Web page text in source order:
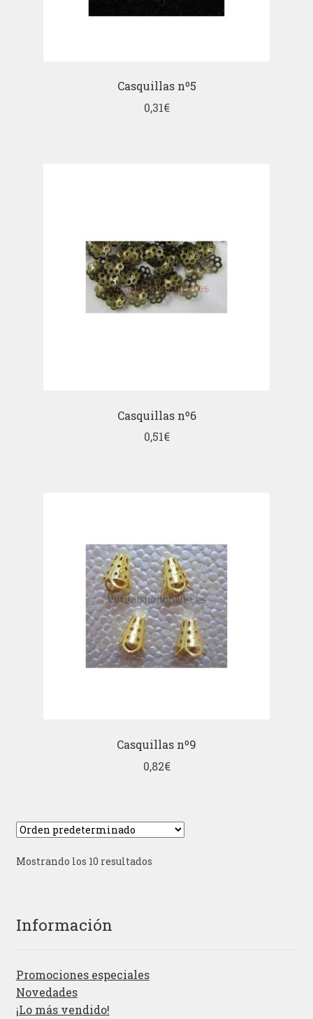
Casquillas nº5
0,31€
Casquillas nº6
0,51€
Casquillas nº9
0,82€
Mostrando los 10 resultados
Información
Promociones especiales
Novedades
¡Lo más vendido!